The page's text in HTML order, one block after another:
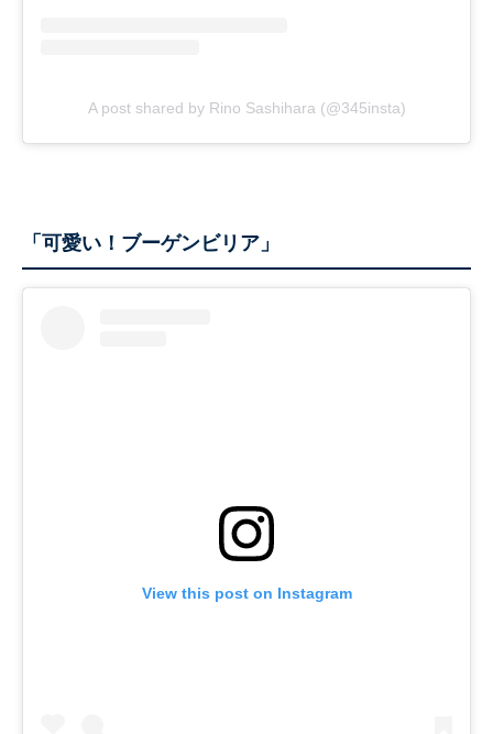
A post shared by Rino Sashihara (@345insta)
「可愛い！ブーゲンビリア」
View this post on Instagram